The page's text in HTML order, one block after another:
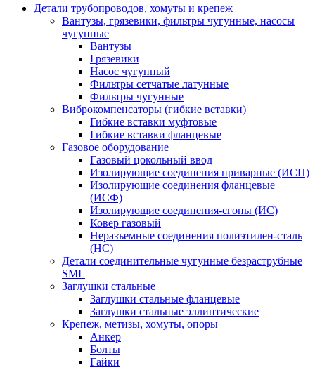
Детали трубопроводов, хомуты и крепеж
Вантузы, грязевики, фильтры чугунные, насосы
чугунные
Вантузы
Грязевики
Насос чугунный
Фильтры сетчатые латунные
Фильтры чугунные
Виброкомпенсаторы (гибкие вставки)
Гибкие вставки муфтовые
Гибкие вставки фланцевые
Газовое оборудование
Газовый цокольный ввод
Изолирующие соединения приварные (ИСП)
Изолирующие соединения фланцевые
(ИСФ)
Изолирующие соединения-сгоны (ИС)
Ковер газовый
Неразъемные соединения полиэтилен-сталь
(НС)
Детали соединительные чугунные безраструбные
SML
Заглушки стальные
Заглушки стальные фланцевые
Заглушки стальные эллиптические
Крепеж, метизы, хомуты, опоры
Анкер
Болты
Гайки